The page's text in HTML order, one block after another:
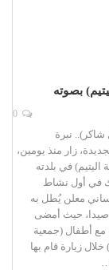
بصوته
نبرة
زار منذ يومين،
اليتيم) في بلدته
في أول نشاط
معلن يُطل به
صيدا، حيث أمضى
أطفال (جمعية
خلال زيارة قام بها